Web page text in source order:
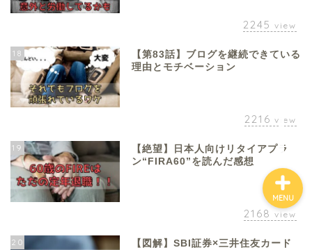
2245 view
18
【第83話】ブログを継続できている
理由とモチベーション
2216 view
19
【絶望】日本人向けリタイアプラ
ン“FIRA60”を読んだ感想
2168 view
20 【図解】SBI証券×三井住友カード
MENU
お金について
資産報告